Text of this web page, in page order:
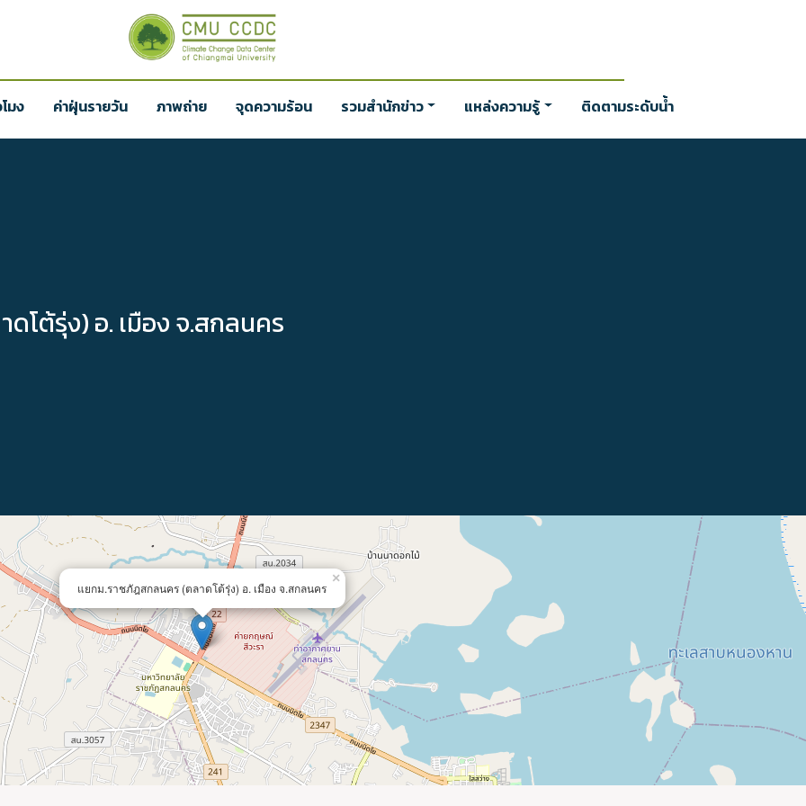
มง ค่าฝุ่นรายวัน ภาพถ่าย จุดความร้อน รวมสำนักข่าว แหล่งความรู้ ติดตามระดับน้ำ
โต้รุ่ง) อ. เมือง จ.สกลนคร
แยกม.ราชภัฎสกลนคร (ตลาดโต้รุ่ง) อ. เมือง จ.สกลนคร
×